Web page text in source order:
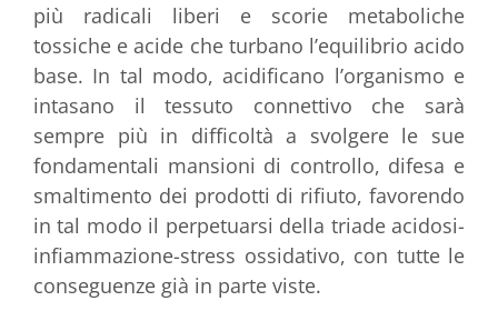
più radicali liberi e scorie metaboliche
tossiche e acide che turbano l’equilibrio acido
base. In tal modo, acidificano l’organismo e
intasano il tessuto connettivo che sarà
sempre più in difficoltà a svolgere le sue
fondamentali mansioni di controllo, difesa e
smaltimento dei prodotti di rifiuto, favorendo
in tal modo il perpetuarsi della triade acidosi-
infiammazione-stress ossidativo, con tutte le
conseguenze già in parte viste.